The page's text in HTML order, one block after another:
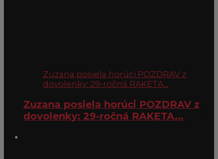
Zuzana posiela horúci POZDRAV z
dovolenky: 29-ročná RAKETA...
Zuzana posiela horúci POZDRAV z
dovolenky: 29-ročná RAKETA...